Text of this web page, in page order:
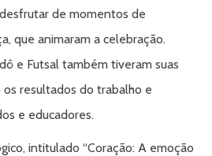
de momentos de
que animaram a celebração.
e Futsal também tiveram suas
resultados do trabalho e
e educadores.
intitulado “Coração: A emoção